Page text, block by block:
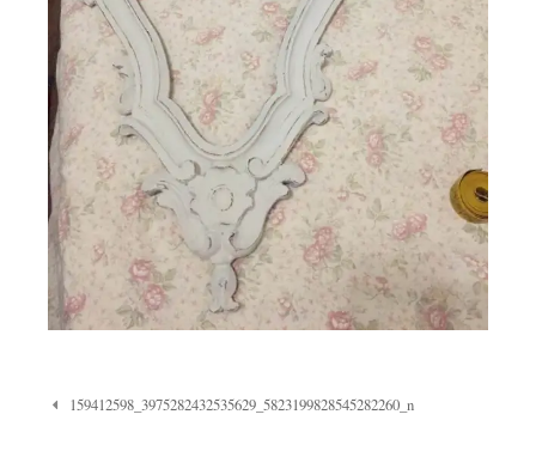
Navigazione
159412598_3975282432535629_5823199828545282260_n